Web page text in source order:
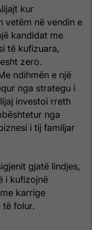
kur
vetëm në vendin e
kandidat me
të kufizuara,
zero.
ndihmën e një
nga strategu i
investoi rreth
nga
i tij familjar
gjatë lindjes,
i kufizojnë
karrige
të folur.